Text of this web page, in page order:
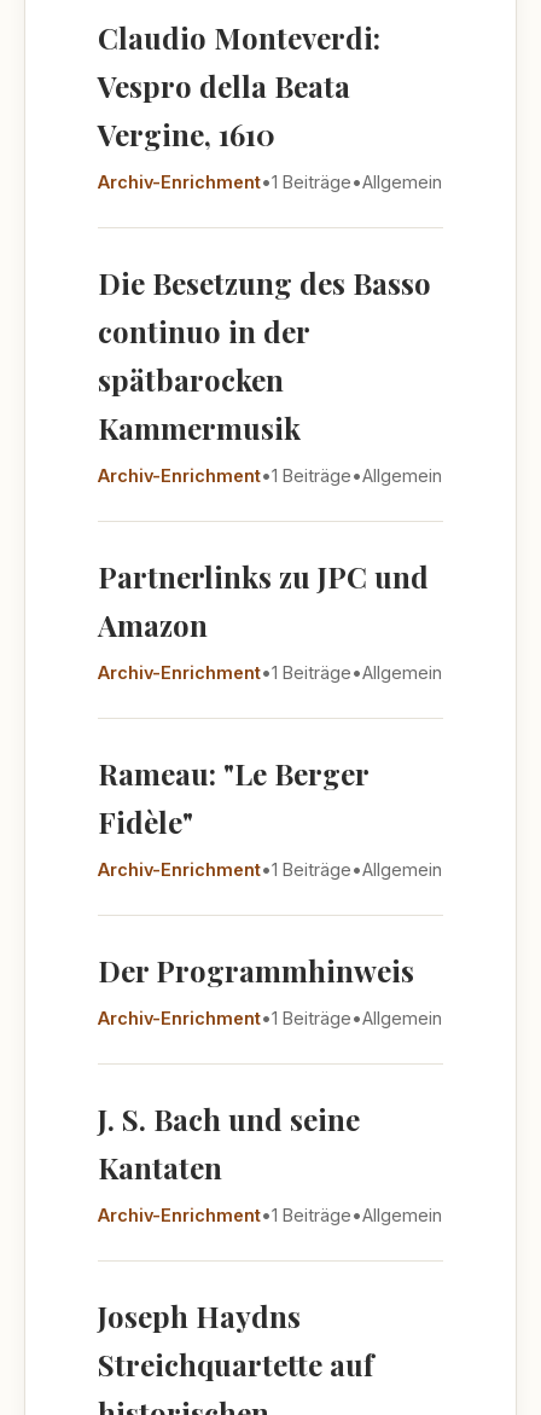
Claudio Monteverdi:
Vespro della Beata
Vergine, 1610
Archiv-Enrichment•1 Beiträge•Allgemein
Die Besetzung des Basso
continuo in der
spätbarocken
Kammermusik
Archiv-Enrichment•1 Beiträge•Allgemein
Partnerlinks zu JPC und
Amazon
Archiv-Enrichment•1 Beiträge•Allgemein
Rameau: "Le Berger
Fidèle"
Archiv-Enrichment•1 Beiträge•Allgemein
Der Programmhinweis
Archiv-Enrichment•1 Beiträge•Allgemein
J. S. Bach und seine
Kantaten
Archiv-Enrichment•1 Beiträge•Allgemein
Joseph Haydns
Streichquartette auf